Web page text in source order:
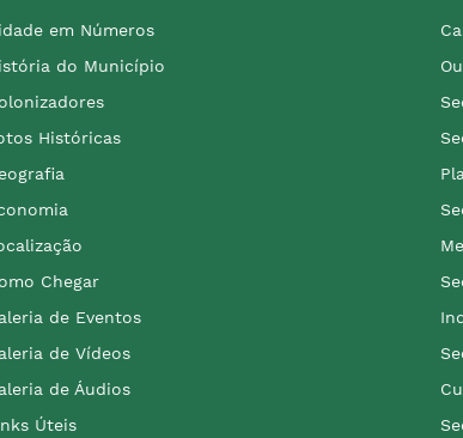
em Números
do Município
Históricas
Chegar
de Eventos
de Vídeos
de Áudios
Úteis